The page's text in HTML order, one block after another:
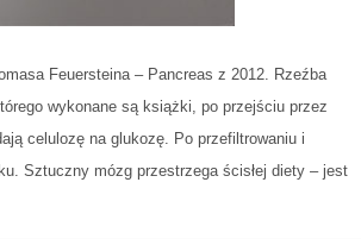
Feuersteina – Pancreas z 2012. Rzeźba
wykonane są książki, po przejściu przez
celulozę na glukozę. Po przefiltrowaniu i
Sztuczny mózg przestrzega ścisłej diety – jest